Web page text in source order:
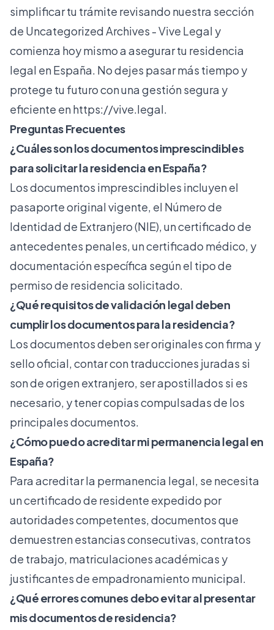
simplificar tu trámite revisando nuestra sección
de Uncategorized Archives - Vive Legal y
comienza hoy mismo a asegurar tu residencia
legal en España. No dejes pasar más tiempo y
protege tu futuro con una gestión segura y
eficiente enhttps://vive.legal.
Preguntas Frecuentes
¿Cuáles son los documentos imprescindibles
para solicitar la residencia en España?
Los documentos imprescindibles incluyen el
pasaporte original vigente, el Número de
Identidad de Extranjero (NIE), un certificado de
antecedentes penales, un certificado médico, y
documentación específica según el tipo de
permiso de residencia solicitado.
¿Qué requisitos de validación legal deben
cumplir los documentos para la residencia?
Los documentos deben ser originales con firma y
sello oficial, contar con traducciones juradas si
son de origen extranjero, ser apostillados si es
necesario, y tener copias compulsadas de los
principales documentos.
¿Cómo puedo acreditar mi permanencia legal en
España?
Para acreditar la permanencia legal, se necesita
un certificado de residente expedido por
autoridades competentes, documentos que
demuestren estancias consecutivas, contratos
de trabajo, matriculaciones académicas y
justificantes de empadronamiento municipal.
¿Qué errores comunes debo evitar al presentar
mis documentos de residencia?